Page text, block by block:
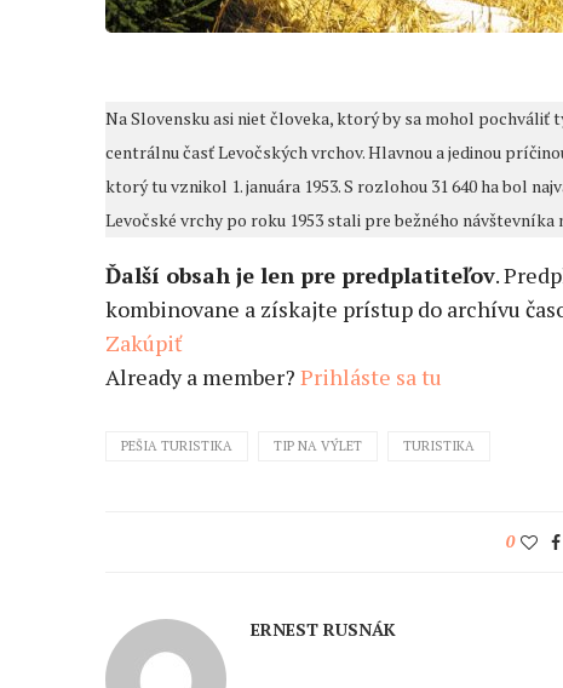
Na Slovensku asi niet človeka, ktorý by sa mohol pochváliť
centrálnu časť Levočských vrchov. Hlavnou a jedinou
ktorý tu vznikol 1. januára 1953. S rozlohou 31 640 ha bol
Levočské vrchy po roku 1953 stali pre bežného
Ďalší obsah je len pre predplatiteľov.
kombinovane a získajte prístup do archívu
Zakúpiť
Already a member? Prihláste sa tu
PEŠIA TURISTIKA TIP NA VÝLET TURISTIKA
0
ERNEST RUSNÁK